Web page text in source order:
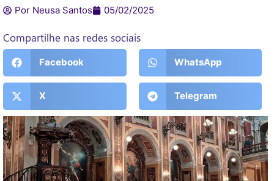
Por Neusa Santos 05/02/2025
Compartilhe nas redes sociais
Facebook WhatsApp
X Telegram